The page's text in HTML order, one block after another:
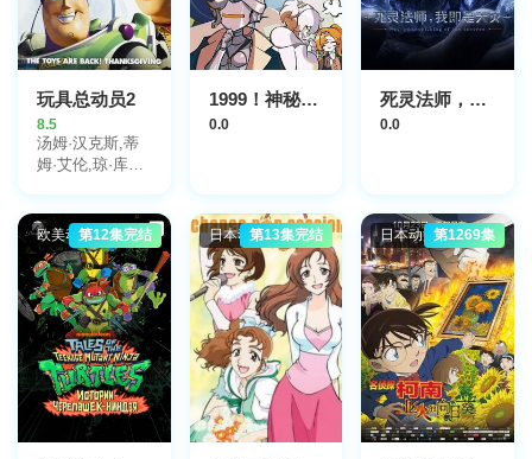
玩具总动员2
8.5
汤姆·汉克斯,蒂
姆·艾伦,琼·库萨
姆·法尼,华莱士·
肖恩,约翰·拉岑
贝格,安妮·波茨,
韦恩·奈特,约翰·
莫里斯,劳里·梅
特卡夫,爱丝黛儿
·哈里斯,李·厄米,
裘蒂·班森
1999！神秘学对策部英语
0.0
死灵法师，我即是天灾(2026)
0.0
欧美动漫第12集完结 日本动漫第13集完结 日本动漫第1269集